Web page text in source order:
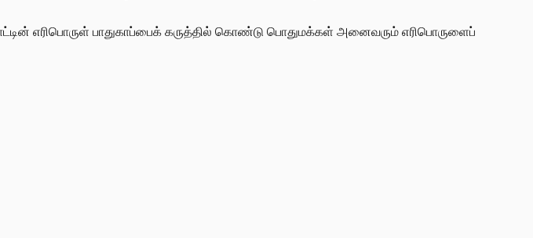
எரிபொருள் பாதுகாப்பைக் கருத்தில் கொண்டு பொதுமக்கள் அனைவரும் எரிபொருளைப்